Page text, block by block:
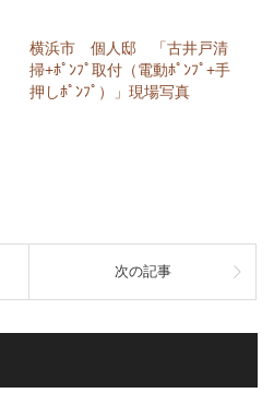
横浜市 個人邸 「古井戸清
掃+ﾎﾟﾝﾌﾟ取付（電動ﾎﾟﾝﾌﾟ+手
押しﾎﾟﾝﾌﾟ）」現場写真
次の記事